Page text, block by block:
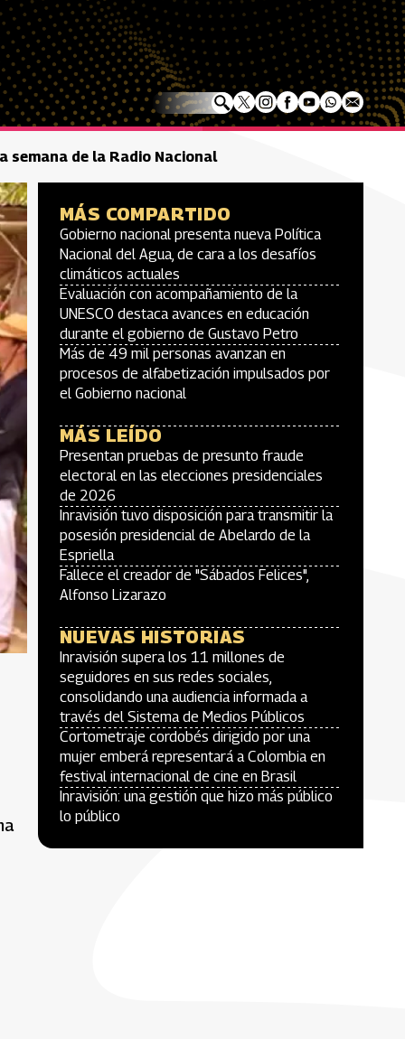
semana de la Radio Nacional
MÁS COMPARTIDO
Gobierno nacional presenta nueva Política
Nacional del Agua, de cara a los desafíos
climáticos actuales
Evaluación con acompañamiento de la
UNESCO destaca avances en educación
durante el gobierno de Gustavo Petro
Más de 49 mil personas avanzan en
procesos de alfabetización impulsados por
el Gobierno nacional
MÁS LEÍDO
Presentan pruebas de presunto fraude
electoral en las elecciones presidenciales
de 2026
Inravisión tuvo disposición para transmitir la
posesión presidencial de Abelardo de la
Espriella
Fallece el creador de "Sábados Felices",
Alfonso Lizarazo
NUEVAS HISTORIAS
Inravisión supera los 11 millones de
seguidores en sus redes sociales,
consolidando una audiencia informada a
través del Sistema de Medios Públicos
Cortometraje cordobés dirigido por una
mujer emberá representará a Colombia en
festival internacional de cine en Brasil
Inravisión: una gestión que hizo más público
lo público